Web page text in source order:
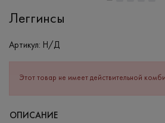
Леггинсы
Артикул: Н/Д
Этот товар не имеет действительной
ОПИСАНИЕ